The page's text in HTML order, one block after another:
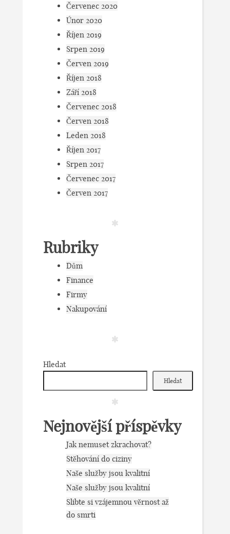
Červenec 2020
Únor 2020
Říjen 2019
Srpen 2019
Červen 2019
Říjen 2018
Září 2018
Červenec 2018
Červen 2018
Leden 2018
Říjen 2017
Srpen 2017
Červenec 2017
Červen 2017
Rubriky
Dům
Finance
Firmy
Nakupování
Hledat
Hledat
Nejnovější příspěvky
Jak nemuset zkrachovat?
Stěhování do ciziny
Naše služby jsou kvalitní
Naše služby jsou kvalitní
Slibte si vzájemnou věrnost až
do smrti